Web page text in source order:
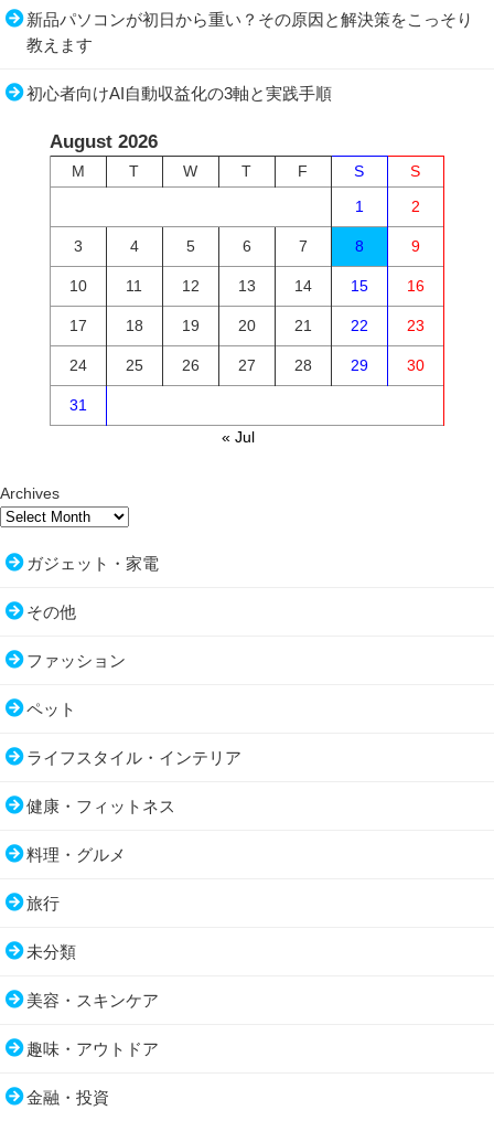
新品パソコンが初日から重い？その原因と解決策をこっそり
教えます
初心者向けAI自動収益化の3軸と実践手順
August 2026
M T W T F S
S
1
2
3 4 5 6 7 8 9
10 11 12 13 14 15 16
17 18 19 20 21 22 23
24 25 26 27 28 29 30
31
« Jul
Archives
ガジェット・家電
その他
ファッション
ペット
ライフスタイル・インテリア
健康・フィットネス
料理・グルメ
旅行
未分類
美容・スキンケア
趣味・アウトドア
金融・投資